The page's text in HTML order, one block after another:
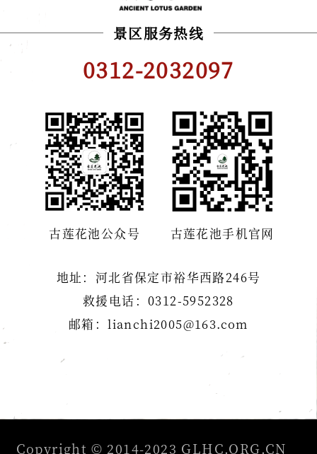
景区服务热线
0312-2032097
古莲花池公众号 古莲花池手机官网
地址：河北省保定市裕华西路246号
救援电话：0312-5952328
邮箱：lianchi2005@163.com
Copyright © 2014-2023 GLHC.ORG.CN